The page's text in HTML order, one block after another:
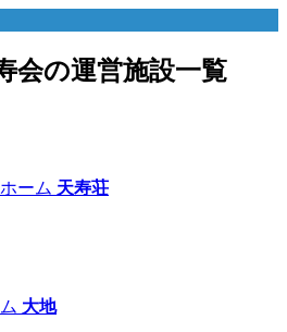
会の運営施設一覧
ーム 天寿荘
大地